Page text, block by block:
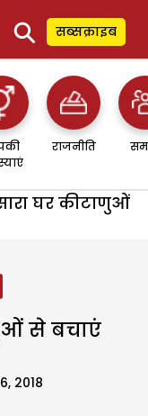
⚲ सब्सक्राइब
राजनीति
घर कीटाणुओं
से बचाएं
2018